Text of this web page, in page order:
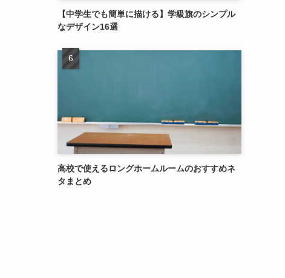
【中学生でも簡単に描ける】学級旗のシンプル
なデザイン16選
高校で使えるロングホームルームのおすすめネ
タまとめ